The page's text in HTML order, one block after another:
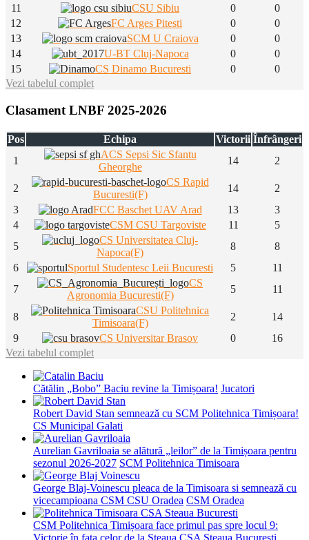
11
CSU Sibiu 0
0
12
FC Arges Pitesti 0
0
13
SCM U Craiova 0
0
14
U-BT Cluj-Napoca 0
0
15
CS Dinamo Bucuresti 0
0
Vezi tabelul complet
Clasament LNBF 2025-2026
Pos Echipa Victorii Înfrângeri
1
ACS Sepsi Sic Sfantu
Gheorghe
14 2
2
CS Rapid
Bucuresti(F)
14
2
3
FCC Baschet UAV Arad 13
3
4
CSM CSU Targoviste 11
5
5
CS Universitatea Cluj-
Napoca(F)
8
8
6
Sportul Studentesc Leii Bucuresti 5
11
7
CS
Agronomia Bucuresti(F)
5 11
8
CSU Politehnica
Timisoara(F)
2
14
9
CS Universitar Brasov 0
16
Vezi tabelul complet
Cătălin „Bobo” Baciu revine la Timișoara! Jucatori
Robert David Stan semnează cu SCM Politehnica Timișoara!
CS Municipal Galati
Aurelian Gavriloaia se alătură „leilor” de la Timișoara pentru
sezonul 2026-2027 SCM Politehnica Timisoara
George Blaj-Voinescu pleaca de la Timisoara si semnează cu
vicecampioana CSM CSU Oradea CSM Oradea
CSM Politehnica Timișoara face primul pas spre locul 9:
Victorie în fața celor de la Steaua CSA Steaua Bucuresti